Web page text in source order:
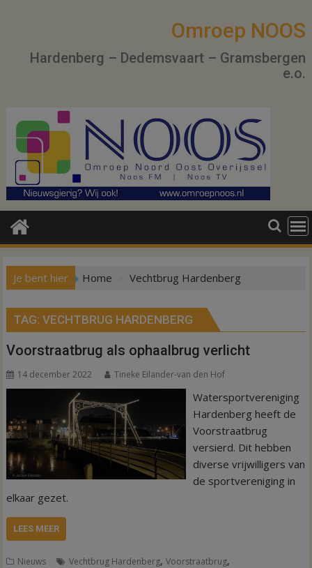
Omroep NOOS
Hardenberg – Dedemsvaart – Gramsbergen
e.o.
Je bent hier Home Vechtbrug Hardenberg
TAG:VECHTBRUG HARDENBERG
Voorstraatbrug als ophaalbrug verlicht
14 december 2022 Tineke Eilander-van den Hof
Watersportvereniging
Hardenberg heeft de
Voorstraatbrug
versierd. Dit hebben
diverse vrijwilligers van
de sportvereniging in
elkaar gezet.
LEES MEER
Nieuws Vechtbrug Hardenberg,Voorstraatbrug,